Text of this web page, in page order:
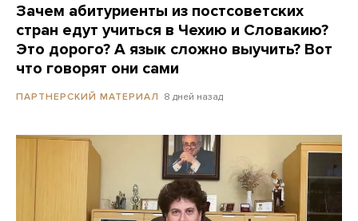
Зачем абитуриенты из постсоветских
стран едут учиться в Чехию и Словакию?
Это дорого? А язык сложно выучить? Вот
что говорят они сами
ПАРТНЕРСКИЙ МАТЕРИАЛ 8 дней назад